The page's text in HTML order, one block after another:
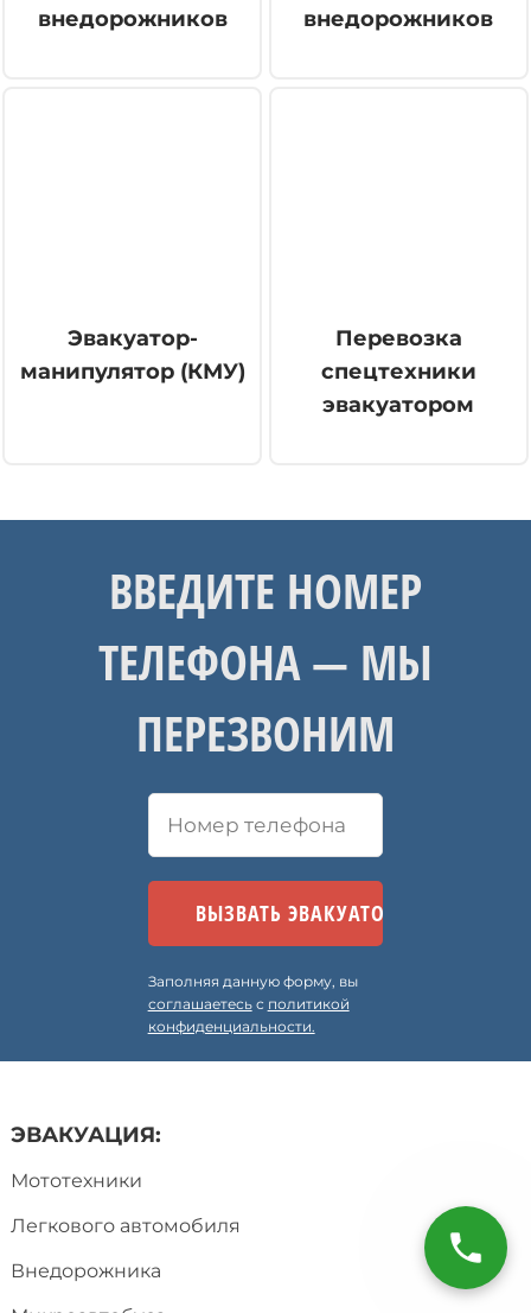
внедорожников
внедорожников
Эвакуатор-
манипулятор (КМУ)
Перевозка
спецтехники
эвакуатором
ВВЕДИТЕ НОМЕР
ТЕЛЕФОНА — МЫ
ПЕРЕЗВОНИМ
Заполняя данную форму, вы
соглашаетесьс политикой
конфиденциальности.
ЭВАКУАЦИЯ:
Мототехники
Легкового автомобиля
Внедорожника